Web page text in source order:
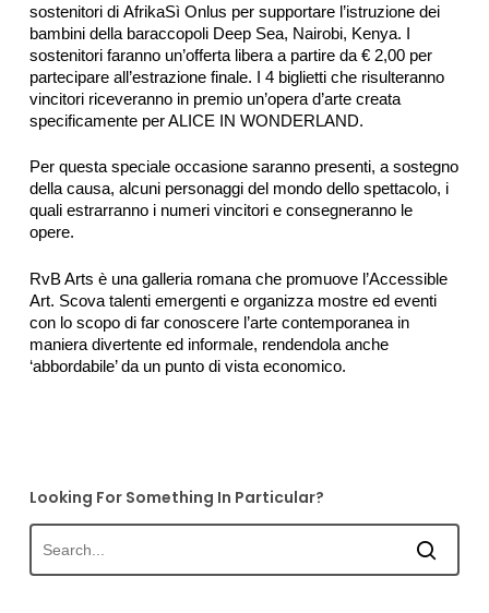
sostenitori di AfrikaSì Onlus per supportare l’istruzione dei
bambini della baraccopoli Deep Sea, Nairobi, Kenya. I
sostenitori faranno un’offerta libera a partire da € 2,00 per
partecipare all’estrazione finale. I 4 biglietti che risulteranno
vincitori riceveranno in premio un’opera d’arte creata
specificamente per ALICE IN WONDERLAND.
Per questa speciale occasione saranno presenti, a sostegno
della causa, alcuni personaggi del mondo dello spettacolo, i
quali estrarranno i numeri vincitori e consegneranno le
opere.
RvB Arts è una galleria romana che promuove l’Accessible
Art. Scova talenti emergenti e organizza mostre ed eventi
con lo scopo di far conoscere l’arte contemporanea in
maniera divertente ed informale, rendendola anche
‘abbordabile’ da un punto di vista economico.
Looking For Something In Particular?